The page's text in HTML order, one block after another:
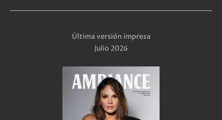
Última versión impresa
Julio 2026